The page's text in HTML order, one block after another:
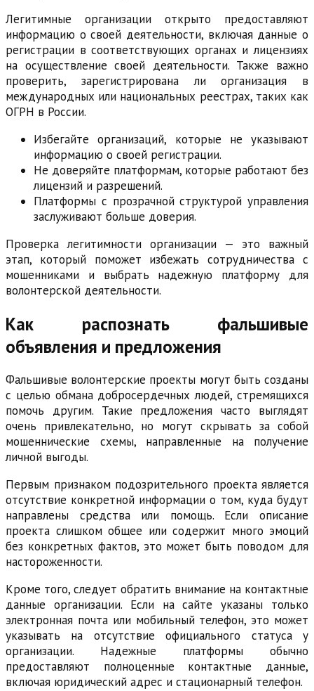
Легитимные организации открыто предоставляют
информацию о своей деятельности, включая данные о
регистрации в соответствующих органах и лицензиях
на осуществление своей деятельности. Также важно
проверить, зарегистрирована ли организация в
международных или национальных реестрах, таких как
ОГРН в России.
Избегайте организаций, которые не указывают
информацию о своей регистрации.
Не доверяйте платформам, которые работают без
лицензий и разрешений.
Платформы с прозрачной структурой управления
заслуживают больше доверия.
Проверка легитимности организации — это важный
этап, который поможет избежать сотрудничества с
мошенниками и выбрать надежную платформу для
волонтерской деятельности.
Как распознать фальшивые
объявления и предложения
Фальшивые волонтерские проекты могут быть созданы
с целью обмана добросердечных людей, стремящихся
помочь другим. Такие предложения часто выглядят
очень привлекательно, но могут скрывать за собой
мошеннические схемы, направленные на получение
личной выгоды.
Первым признаком подозрительного проекта является
отсутствие конкретной информации о том, куда будут
направлены средства или помощь. Если описание
проекта слишком общее или содержит много эмоций
без конкретных фактов, это может быть поводом для
настороженности.
Кроме того, следует обратить внимание на контактные
данные организации. Если на сайте указаны только
электронная почта или мобильный телефон, это может
указывать на отсутствие официального статуса у
организации. Надежные платформы обычно
предоставляют полноценные контактные данные,
включая юридический адрес и стационарный телефон.